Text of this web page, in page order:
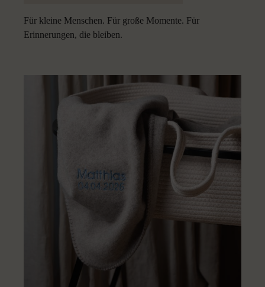
Für kleine Menschen. Für große Momente. Für
Erinnerungen, die bleiben.